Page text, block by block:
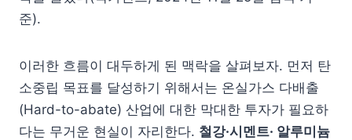
준).
이러한 흐름이 대두하게 된 맥락을 살펴보자. 먼저 탄
소중립 목표를 달성하기 위해서는 온실가스 다배출
(Hard-to-abate) 산업에 대한 막대한 투자가 필요하
다는 무거운 현실이 자리한다. 철강·시멘트· 알루미늄